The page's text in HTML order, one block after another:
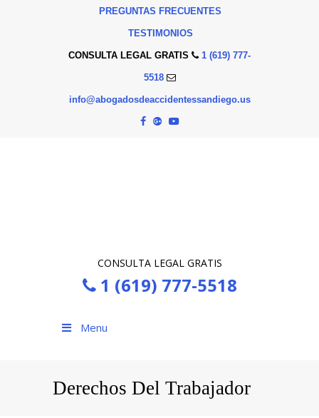
PREGUNTAS FRECUENTES
TESTIMONIOS
CONSULTA LEGAL GRATIS 1 (619) 777-
5518
info@abogadosdeaccidentessandiego.us
CONSULTA LEGAL GRATIS
1 (619) 777-5518
Menu
Derechos Del Trabajador